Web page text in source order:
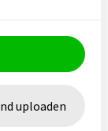
uploaden